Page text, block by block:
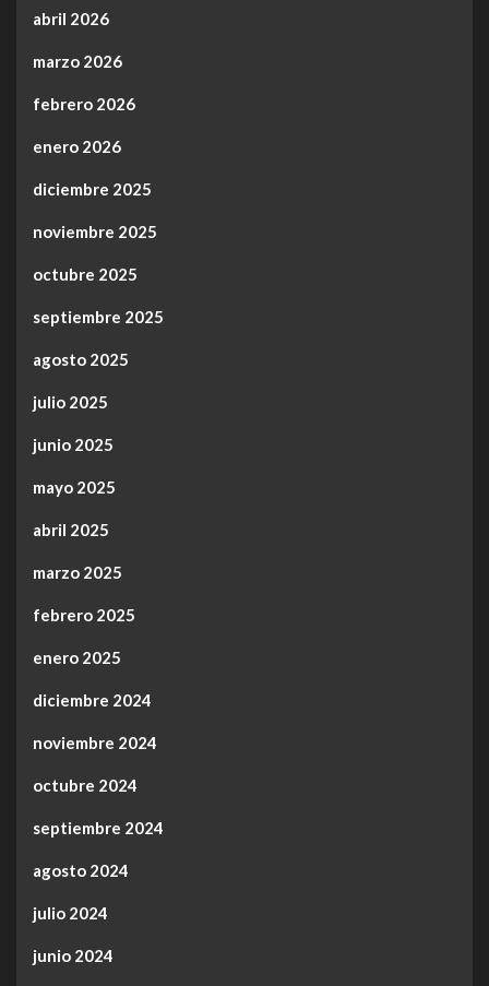
abril 2026
marzo 2026
febrero 2026
enero 2026
diciembre 2025
noviembre 2025
octubre 2025
septiembre 2025
agosto 2025
julio 2025
junio 2025
mayo 2025
abril 2025
marzo 2025
febrero 2025
enero 2025
diciembre 2024
noviembre 2024
octubre 2024
septiembre 2024
agosto 2024
julio 2024
junio 2024